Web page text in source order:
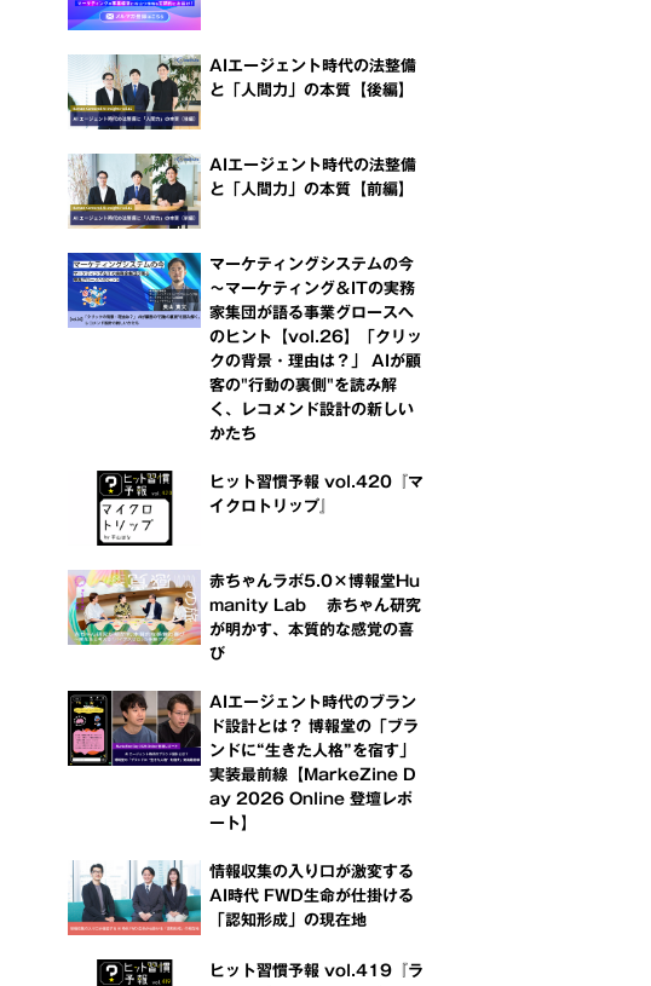
AIエージェント時代の法整備
と「人間力」の本質【後編】
AIエージェント時代の法整備
と「人間力」の本質【前編】
マーケティングシステムの今
～マーケティング＆ITの実務
家集団が語る事業グロースへ
のヒント【vol.26】「クリッ
クの背景・理由は？」 AIが顧
客の"行動の裏側"を読み解
く、レコメンド設計の新しい
かたち
ヒット習慣予報 vol.420『マ
イクロトリップ』
赤ちゃんラボ5.0×博報堂Hu
manity Lab 赤ちゃん研究
が明かす、本質的な感覚の喜
び
AIエージェント時代のブラン
ド設計とは？ 博報堂の「ブラ
ンドに“生きた人格”を宿す」
実装最前線【MarkeZine D
ay 2026 Online 登壇レポ
ート】
情報収集の入り口が激変する
AI時代 FWD生命が仕掛ける
「認知形成」の現在地
ヒット習慣予報 vol.419『ラ